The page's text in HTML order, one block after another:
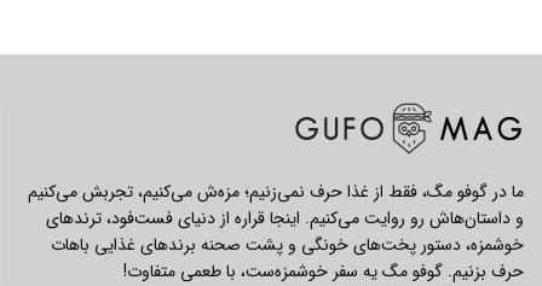
ما در گوفو مگ، فقط از غذا حرف نمی‌زنیم؛ مزه‌ش می‌کنیم، تجربش می‌کنیم
و داستان‌هاش رو روایت می‌کنیم. اینجا قراره از دنیای فست‌فود، ترندهای
خوشمزه، دستور پخت‌های خونگی و پشت صحنه برندهای غذایی باهات
حرف بزنیم. گوفو مگ یه سفر خوشمزه‌ست، با طعمی متفاوت!